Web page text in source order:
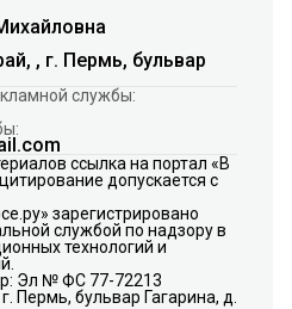
, г. Пермь, бульвар
службы:
ссылка на портал «В
допускается с
зарегистрировано
службой по надзору в
технологий и
Эл № ФС 77-72213
Пермь, бульвар Гагарина, д.